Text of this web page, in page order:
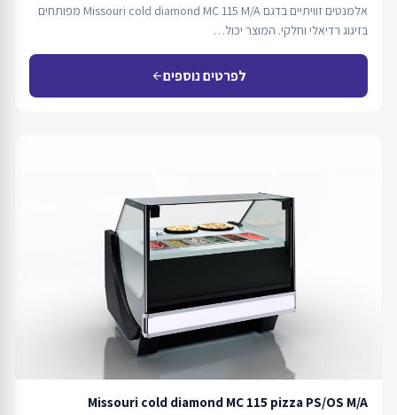
אלמנטים זוויתיים בדגם Missouri cold diamond MC 115 M/A מפותחים
בזיגוג רדיאלי וחלקי. המוצר יכול…
לפרטים נוספיםarrow_back
Missouri cold diamond MC 115 pizza PS/OS M/A